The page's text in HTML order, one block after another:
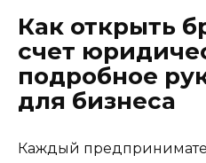
Как открыть
счет
подробное
для бизнеса
Каждый